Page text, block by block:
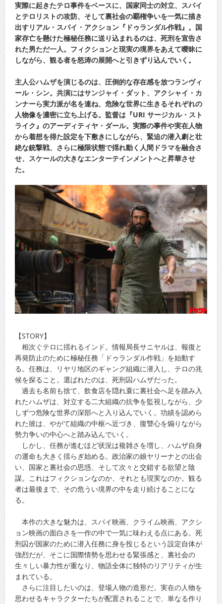
CINEMA×STYLE 294号
実際に起きたテロ事件をベースに、国家同士の対立、スパイ
とテロリストの攻防、そして裏社会の覇権争いを一気に描き
出すリアル・スパイ・アクション『ドゥランダル作戦』。国
家存亡を懸けた極秘任務に送り込まれるのは、死刑を宣告さ
れた男ただ一人。フィクションと現実の境界をあえて曖昧に
しながら、観る者を怒涛の展開へと引きずり込んでいく。
主人公ハムザを演じるのは、圧倒的な存在感を放つランヴィ
ール・シン。共演にはサンジャイ・ダット、アクシャイ・カ
ンナーら実力派が名を連ね、危険な世界に生きるそれぞれの
人物像を濃密に立ち上げる。監督は『URI サージカル・スト
ライク』のアーディティヤ・ダール。実際の事件や実在人物
から着想を得た設定を下敷きにしながら、緊迫の潜入劇と壮
絶な銃撃戦、さらに極限状態で揺れ動く人間ドラマを融合さ
せ、スケールの大きなエンターテインメントへと昇華させ
た。
【STORY】
相次ぐテロに揺れるインド。情報局長サニヤルは、報復と
再発防止のために極秘任務「ドゥランダル作戦」を始動す
る。任務は、リヤリ地区のギャング組織に潜入し、テロの兆
候を探ること。選ばれたのは、死刑囚ハムザだった。
過去も名前も捨て、飲食店を隠れ蓑に裏社会へ足を踏み入
れたハムザは、対立する二大組織の抗争を監視しながら、少
しずつ危険な世界の深部へと入り込んでいく。功績を認めら
れた彼は、やがて組織の中枢へ近づき、復讐心を煽りながら
勢力争いの中心へと踏み込んでいく。
しかし、任務が進むほど状況は複雑さを増し、ハムザ自身
の運命も大きく揺らぎ始める。政治家の娘ヤリーナとの出会
い、国家と裏社会の思惑、そして次々と交錯する欲望と陰
謀。これはフィクションなのか、それとも現実なのか。観る
者は最後まで、その危うい境界の中を走り続けることにな
る。
本作の大きな魅力は、スパイ映画、クライム映画、アクシ
ョン映画の面白さを一作の中で一気に味わえる点にある。死
刑囚が国家のために潜入任務に身を投じるという設定自体が
強烈だが、そこに国際情勢を思わせる緊張感と、裏社会の
生々しい暴力性が重なり、物語全体に独特のリアリティが生
まれている。
さらに注目したいのは、登場人物の造形だ。実在の人物を
思わせるキャラクターたちが配置されることで、単なる作り